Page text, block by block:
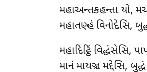
મહાઅન્તકહન્તા યો,
મહાતણ્હં વિનોદેસિ,
મહાદિટ્ઠિં વિદ્ધંસેસિ,
માનં માયઞ્ચ મદ્દેસિ,